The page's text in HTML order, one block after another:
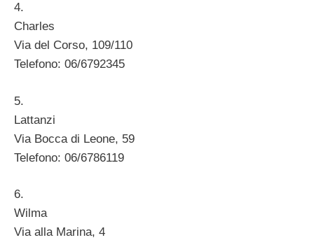
4.
Charles
Via del Corso, 109/110
Telefono: 06/6792345
5.
Lattanzi
Via Bocca di Leone, 59
Telefono: 06/6786119
6.
Wilma
Via alla Marina, 4